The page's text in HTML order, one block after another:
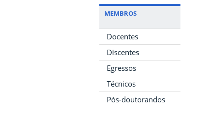
MEMBROS
Docentes
Discentes
Egressos
Técnicos
Pós-doutorandos